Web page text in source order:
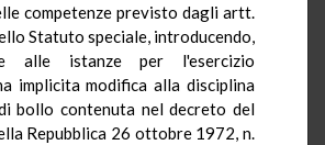
competenze previsto dagli artt.
Statuto speciale, introducendo,
alle istanze per l'esercizio
implicita modifica alla disciplina
bollo contenuta nel decreto del
Repubblica 26 ottobre 1972, n.